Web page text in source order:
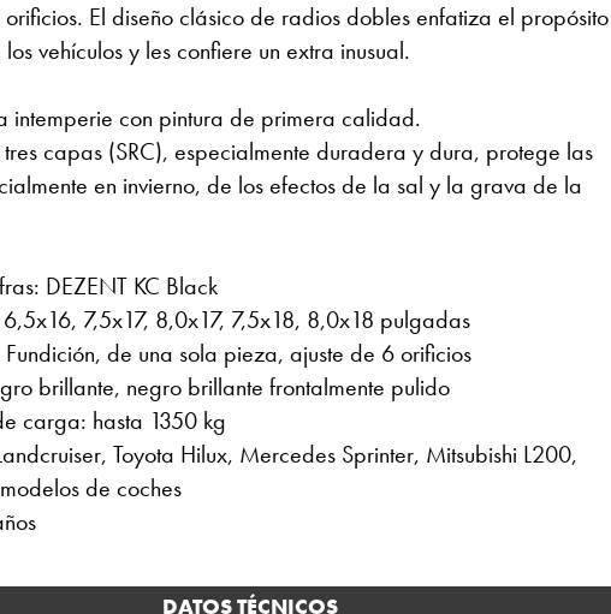
El diseño clásico de radios dobles enfatiza el propósito
vehículos y les confiere un extra inusual.
intemperie con pintura de primera calidad.
capas (SRC), especialmente duradera y dura, protege las
en invierno, de los efectos de la sal y la grava de la
DEZENT KC Black
6,5x16, 7,5x17, 8,0x17, 7,5x18, 8,0x18 pulgadas
Fundición, de una sola pieza, ajuste de 6 orificios
brillante, negro brillante frontalmente pulido
carga: hasta 1350 kg
Toyota Hilux, Mercedes Sprinter, Mitsubishi L200,
de coches
DATOS TÉCNICOS